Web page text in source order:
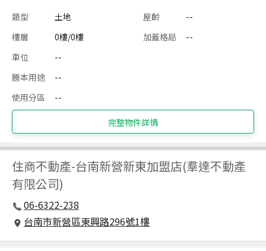
類型 土地 屋齡
--
樓層
0樓/0樓 加蓋格局
--
車位
--
謄本用途
--
使用分區
--
完整物件詳情
住商不動產-台南新營新東加盟店(羣達不動產
有限公司)
06-6322-238
台南市新營區東興路296號1樓